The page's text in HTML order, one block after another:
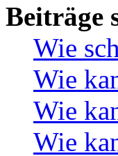
Beiträge
Wie
Wie
Wie
Wie